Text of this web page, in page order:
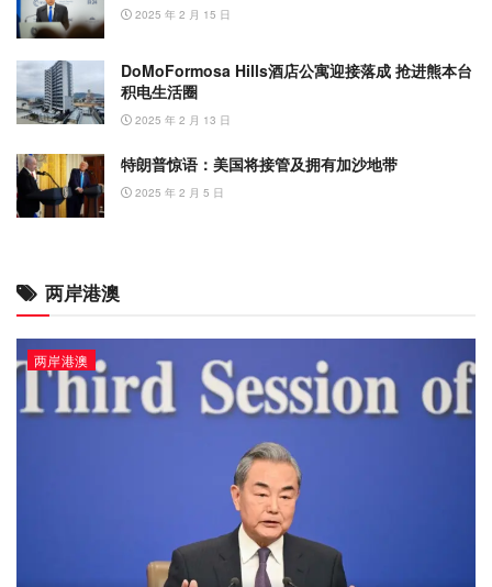
2025 年 2 月 15 日
DoMoFormosa Hills酒店公寓迎接落成 抢进熊本台
积电生活圈
2025 年 2 月 13 日
特朗普惊语：美国将接管及拥有加沙地带
2025 年 2 月 5 日
两岸港澳
两岸港澳